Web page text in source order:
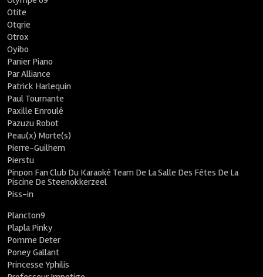
Otite
Otqrie
Otrox
Oyibo
Panier Piano
Par Alliance
Patrick Harlequin
Paul Tournante
Paxille Enroulé
Pazuzu Robot
Peau(x) Morte(s)
Pierre-Guilhem
Pierstu
Pinpon Fan Club Du Karaoké Team De La Salle Des Fêtes De La
Piscine De Steenokkerzeel
Piss-in
Plancton9
Plapla Pinky
Pomme Deter
Poney Gallant
Princesse Yphilis